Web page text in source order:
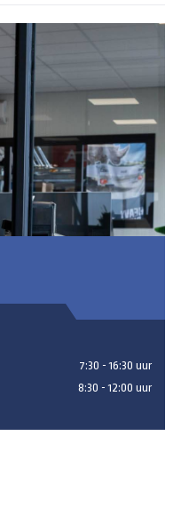
7:30 - 16:30 uur
8:30 - 12:00 uur